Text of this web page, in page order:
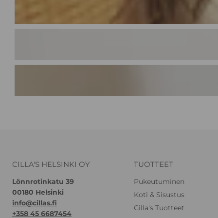
CILLA'S HELSINKI OY
Lönnrotinkatu 39
00180 Helsinki
info@cillas.fi
+358 45 6687454
TUOTTEET
Pukeutuminen
Koti & Sisustus
Cilla's Tuotteet